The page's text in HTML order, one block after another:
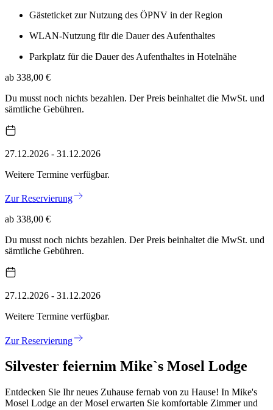
Gästeticket zur Nutzung des ÖPNV in der Region
WLAN-Nutzung für die Dauer des Aufenthaltes
Parkplatz für die Dauer des Aufenthaltes in Hotelnähe
ab 338,00 €
Du musst noch nichts bezahlen. Der Preis beinhaltet die MwSt. und
sämtliche Gebühren.
27.12.2026 - 31.12.2026
Weitere Termine verfügbar.
Zur Reservierung
ab 338,00 €
Du musst noch nichts bezahlen. Der Preis beinhaltet die MwSt. und
sämtliche Gebühren.
27.12.2026 - 31.12.2026
Weitere Termine verfügbar.
Zur Reservierung
Silvester feiernim Mike`s Mosel Lodge
Entdecken Sie Ihr neues Zuhause fernab von zu Hause! In Mike's
Mosel Lodge an der Mosel erwarten Sie komfortable Zimmer und